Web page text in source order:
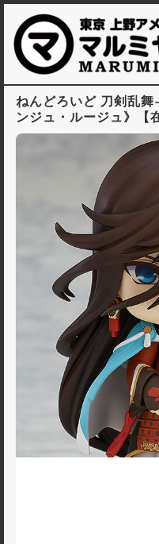
ねんどろいど 刀剣乱
ンジュ・ルージュ》【